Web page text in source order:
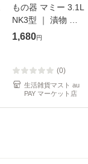
もの器 マミー 3.1L
NK3型 ｜ 漬物 作
る 容器 漬け物 漬
付き 角型
1,680円
(0)
生活雑貨マスト au
PAY マーケット店